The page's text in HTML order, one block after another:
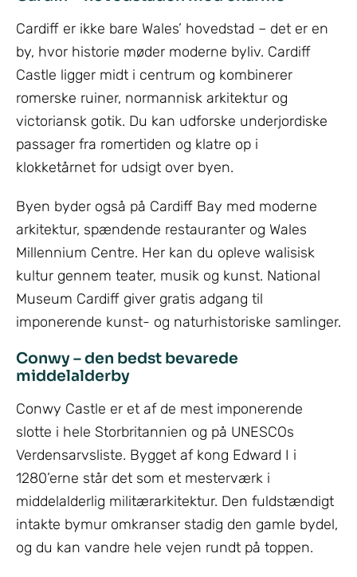
Cardiff er ikke bare Wales’ hovedstad – det er en
by, hvor historie møder moderne byliv. Cardiff
Castle ligger midt i centrum og kombinerer
romerske ruiner, normannisk arkitektur og
victoriansk gotik. Du kan udforske underjordiske
passager fra romertiden og klatre op i
klokketårnet for udsigt over byen.
Byen byder også på Cardiff Bay med moderne
arkitektur, spændende restauranter og Wales
Millennium Centre. Her kan du opleve walisisk
kultur gennem teater, musik og kunst. National
Museum Cardiff giver gratis adgang til
imponerende kunst- og naturhistoriske samlinger.
Conwy – den bedst bevarede
middelalderby
Conwy Castle er et af de mest imponerende
slotte i hele Storbritannien og på UNESCOs
Verdensarvsliste. Bygget af kong Edward I i
1280’erne står det som et mesterværk i
middelalderlig militærarkitektur. Den fuldstændigt
intakte bymur omkranser stadig den gamle bydel,
og du kan vandre hele vejen rundt på toppen.